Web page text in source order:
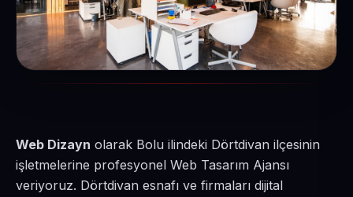
Web Dizayn olarak Bolu ilindeki Dörtdivan ilçesinin
işletmelerine profesyonel Web Tasarım Ajansı
veriyoruz. Dörtdivan esnafı ve firmaları dijital